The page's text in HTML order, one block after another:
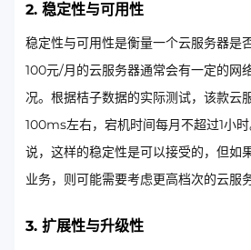
2. 稳定性与可用性
稳定性与可用性是衡量一个云服务器是
100元/月的云服务器通常会有一定的网
况。根据桔子数据的实际测试，该款云
100ms左右，宕机时间每月不超过1小
说，这样的稳定性是可以接受的，但如
业务，则可能需要考虑更高档次的云服务
3. 扩展性与升级性